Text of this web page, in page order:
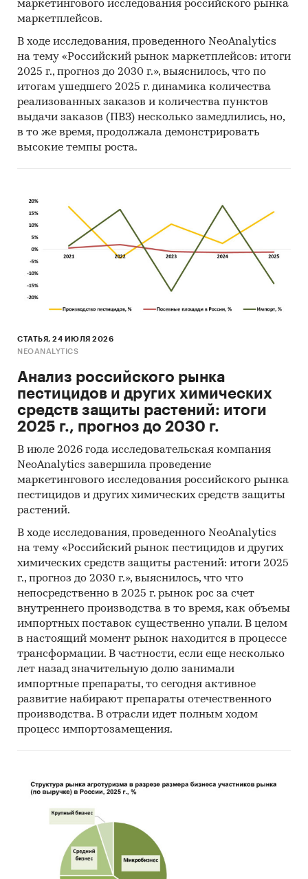
маркетингового исследования российского рынка
маркетплейсов.
В ходе исследования, проведенного NeoAnalytics
на тему «Российский рынок маркетплейсов: итоги
2025 г., прогноз до 2030 г.», выяснилось, что по
итогам ушедшего 2025 г. динамика количества
реализованных заказов и количества пунктов
выдачи заказов (ПВЗ) несколько замедлились, но,
в то же время, продолжала демонстрировать
высокие темпы роста.
СТАТЬЯ, 24 ИЮЛЯ 2026
NEOANALYTICS
Анализ российского рынка
пестицидов и других химических
средств защиты растений: итоги
2025 г., прогноз до 2030 г.
В июле 2026 года исследовательская компания
NeoAnalytics завершила проведение
маркетингового исследования российского рынка
пестицидов и других химических средств защиты
растений.
В ходе исследования, проведенного NeoAnalytics
на тему «Российский рынок пестицидов и других
химических средств защиты растений: итоги 2025
г., прогноз до 2030 г.», выяснилось, что что
непосредственно в 2025 г. рынок рос за счет
внутреннего производства в то время, как объемы
импортных поставок существенно упали. В целом
в настоящий момент рынок находится в процессе
трансформации. В частности, если еще несколько
лет назад значительную долю занимали
импортные препараты, то сегодня активное
развитие набирают препараты отечественного
производства. В отрасли идет полным ходом
процесс импортозамещения.